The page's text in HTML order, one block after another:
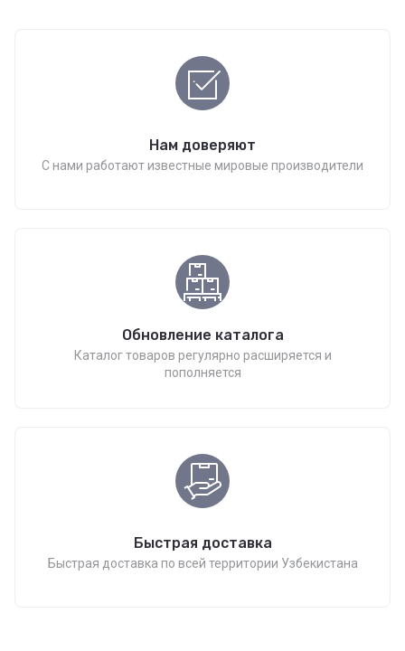
Нам доверяют
С нами работают известные мировые производители
Обновление каталога
Каталог товаров регулярно расширяется и
пополняется
Быстрая доставка
Быстрая доставка по всей территории Узбекистана